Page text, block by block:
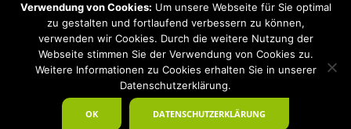
Hinweis: Trotz zahlreicher Studien, die einen Zusammenhang zwischen
Elektrosmog und gesundheitlichen Problemen aufzeigen, ist es von der
praktischen Schulmedizin bisher wissenschaftlich nicht anerkannt, dass
Elektrosmog und Erdstrahlen gesundheitliche Auswirkungen haben können.
Ähnliches galt auch über Jahrzehnte für die Akkupunktur und die
Homöopathie. Sie suchen einen Baubiologen? Baubiologe Baldermnn - Ihr
Spezialist für gesunden Schlaf!
Verwendung von Cookies: Um unsere Webseite für Sie optimal
zu gestalten und fortlaufend verbessern zu können,
verwenden wir Cookies. Durch die weitere Nutzung der
Webseite stimmen Sie der Verwendung von Cookies zu.
Weitere Informationen zu Cookies erhalten Sie in unserer
Datenschutzerklärung.
OK DATENSCHUTZERKLÄRUNG